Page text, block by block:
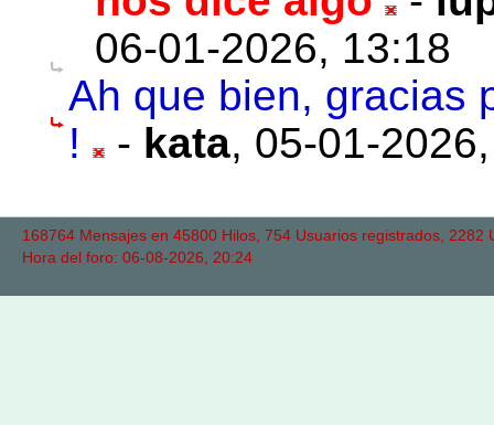
06-01-2026, 13:18
Ah que bien, gracias
!
- kata, 05-01-
168764 Mensajes en 45800 Hilos, 754 Usuarios registrados,
Hora del foro: 06-08-2026, 20:24